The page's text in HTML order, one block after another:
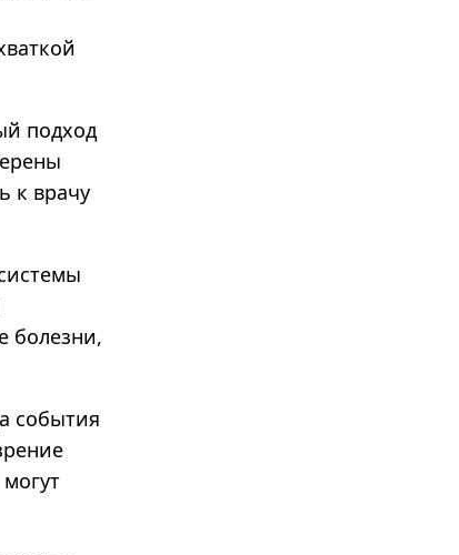
подход
к врачу
болезни,
события